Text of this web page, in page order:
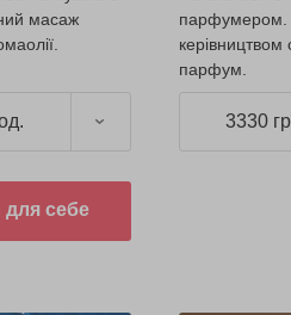
масаж
для себе
парфумером.
керівництвом
парфум.
3330